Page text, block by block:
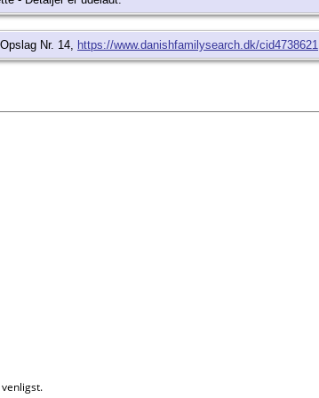
Nr. 14, https://www.danishfamilysearch.dk/cid4738621